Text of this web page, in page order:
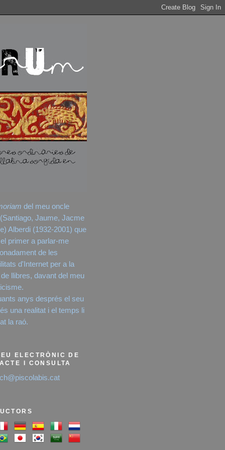
del meu oncle
Jaume, Jacme
Alberdi (1932-2001) que
primer a parlar-me
de les
d'Internet per a la
llibres, davant del meu
anys després el seu
una realitat i el temps li
la raó.
ELECTRÒNIC DE
I CONSULTA